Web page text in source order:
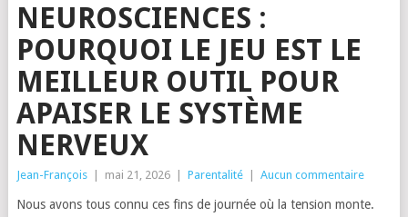
NEUROSCIENCES :
POURQUOI LE JEU EST LE
MEILLEUR OUTIL POUR
APAISER LE SYSTÈME
NERVEUX
Jean-François mai 21, 2026 Parentalité Aucun commentaire
Nous avons tous connu ces fins de journée où la tension monte.